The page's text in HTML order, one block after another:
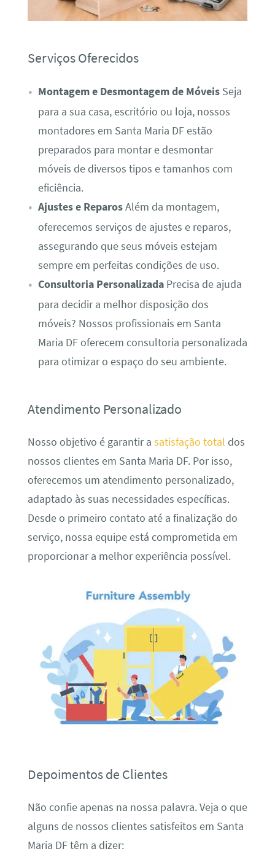
Serviços Oferecidos
Montagem e Desmontagem de MóveisSeja
para a sua casa, escritório ou loja, nossos
montadores em Santa Maria DF estão
preparados para montar e desmontar
móveis de diversos tipos e tamanhos com
eficiência.
Ajustes e ReparosAlém da montagem,
oferecemos serviços de ajustes e reparos,
assegurando que seus móveis estejam
sempre em perfeitas condições de uso.
Consultoria PersonalizadaPrecisa de ajuda
para decidir a melhor disposição dos
móveis? Nossos profissionais em Santa
Maria DF oferecem consultoria personalizada
para otimizar o espaço do seu ambiente.
Atendimento Personalizado
Nosso objetivo é garantir a satisfação total dos
nossos clientes em Santa Maria DF. Por isso,
oferecemos um atendimento personalizado,
adaptado às suas necessidades específicas.
Desde o primeiro contato até a finalização do
serviço, nossa equipe está comprometida em
proporcionar a melhor experiência possível.
Depoimentos de Clientes
Não confie apenas na nossa palavra. Veja o que
alguns de nossos clientes satisfeitos em Santa
Maria DF têm a dizer: